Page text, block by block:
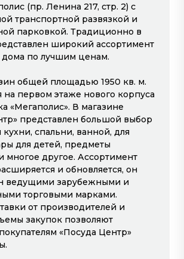
БАНКОМАТ ОАО
«АЛЬФА БАНК»
1-й этаж
(пр. Ленина 217, стр. 2) с
транспортной развязкой и
парковкой. Традиционно в
широкий ассортимент
дома по лучшим ценам.
общей площадью 1950 кв. м.
на первом этаже нового корпуса
«Мегаполис». В магазине
представлен большой выбор
кухни, спальни, ванной, для
для детей, предметы
многое другое. Ассортимент
и обновляется, он
ведущими зарубежными и
торговыми марками.
от производителей и
закупок позволяют
«Посуда Центр»